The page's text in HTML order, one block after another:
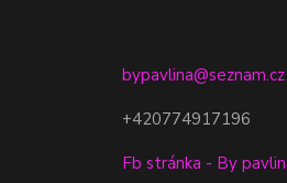
bypavlina@seznam.cz
+420774917196
Fb stránka - By